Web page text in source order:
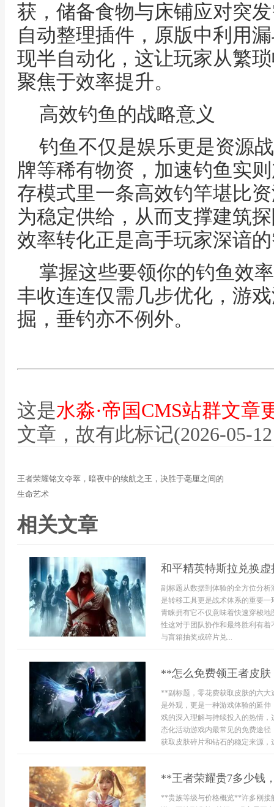
获，储备食物与床铺应对突
自动整理插件，原版中利用
现半自动化，这让玩家从繁
聚焦于效率提升。
高效钓鱼的战略意义
钓鱼不仅是娱乐更是资源
牌等稀有物资，加速钓鱼实
存模式里一条高效钓竿堪比
为稳定供给，从而支撑建筑
效率转化正是高手玩家深谙
掌握这些要领你的钓鱼效
丰收连连仅需几步优化，游
掘，垂钓亦不例外。
这是水淼·帝国CMS站群文章
文章，故有此标记(2026-05-
王者荣耀铭文夺萃，暗夜中的续航之王，决胜于毫厘之间的
生命艺术
相关文章
和平精英特斯拉兑换
副标题从数据到体验的全方位分
是转移工具更是战术体系的重要
青睐拥有它不仅意味着快速穿梭
性这对于团队协作和最终胜利有
与盲箱抽奖或碎片兑...
**怎么免费领王者皮
**副标题，零花费获取皮肤的六
是外观，更是一种游戏体验的延
戏的深入理解与持续投入的热情
态化活动游戏内最常见的免费途
获取皮肤碎片和钻石的稳定来源，
**王者荣耀贵7多少钱
**贵族等级与价格概览**许多刚接